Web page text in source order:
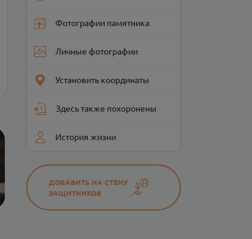
Фотографии памятника
Личные фотографии
Установить координаты
Здесь также похоронены
История жизни
ДОБАВИТЬ НА СТЕНУ
ЗАЩИТНИКОВ